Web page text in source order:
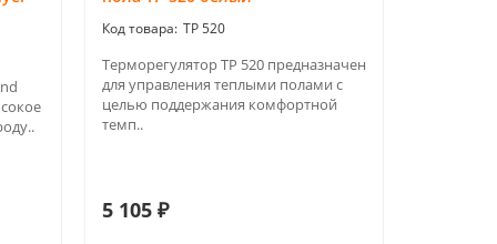
ТР 520
Терморегулятор ТР 520 предназначен
для управления теплыми полами с
целью поддержания комфортной
темп..
5 105 ₽